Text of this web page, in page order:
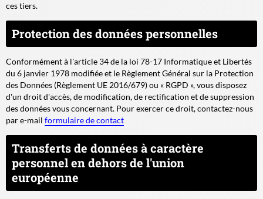
ces tiers.
Protection des données personnelles
Conformément à l'article 34 de la loi 78-17 Informatique et Libertés
du 6 janvier 1978 modifiée et le Règlement Général sur la Protection
des Données (Règlement UE 2016/679) ou « RGPD », vous disposez
d'un droit d'accès, de modification, de rectification et de suppression
des données vous concernant. Pour exercer ce droit, contactez-nous
par e-mail formulaire de contact
Transferts de données à caractère
personnel en dehors de l'union
européenne